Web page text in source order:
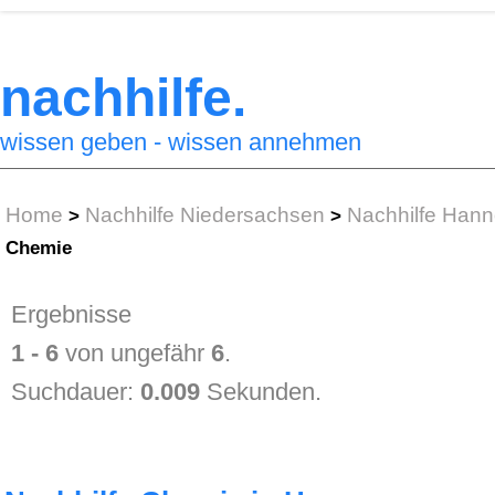
nachhilfe.
wissen geben - wissen annehmen
Home > Nachhilfe Niedersachsen > Nachhilfe
Chemie
Ergebnisse
1 - 6 von ungefähr 6.
Suchdauer: 0.009 Sekunden.